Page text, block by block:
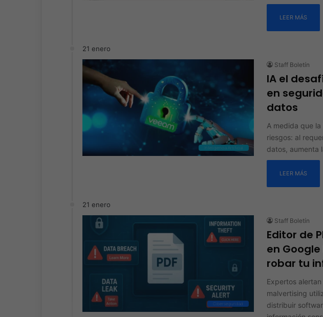
LEER MÁS
21 enero
Inteligencia Artificial
Staff Boletín
IA el
en
datos
A medida que
riesgos: al
datos, aumenta
LEER MÁS
21 enero
Ciberseguridad
Staff Boletín
Editor de
en
robar tu
Expertos
malvertising
distribuir